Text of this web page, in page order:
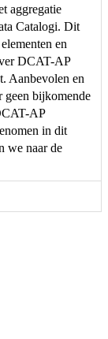
aggregatie
Catalogi. Dit
en
DCAT-AP
Aanbevolen en
geen bijkomende
AP
in dit
we naar de